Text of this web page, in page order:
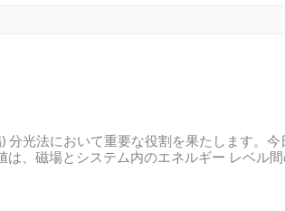
光法において重要な役割を果たします。今
、磁場とシステム内のエネルギー レベル
します。g 値は、不対電子の数や軌道角運動